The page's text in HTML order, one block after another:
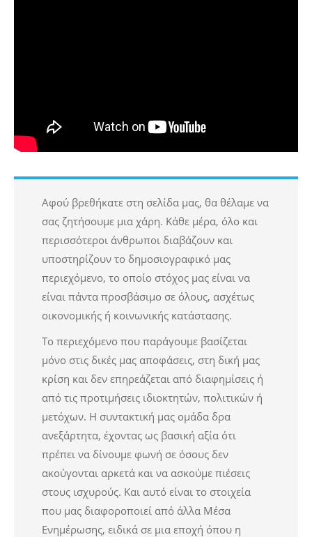
Αφού βρεθήκατε στη σελίδα μας, θα θέλαμε να
σας ζητήσουμε μια χάρη. Κάθε μέρα, όλο και
περισσότεροι άνθρωποι διαβάζουν και
υποστηρίζουν το δημοσιογραφικό μας
περιεχόμενο, το οποίο στόχος μας είναι να
είναι πάντα προσβάσιμο σε όλους, ασχέτως
οικονομικής ή κοινωνικής κατάστασης.
Το περιεχόμενο που παράγουμε βασίζεται
μόνο στις δικές μας αποφάσεις, στη δική μας
κρίση και δεν επηρεάζεται από διαφημίσεις ή
από τις προτιμήσεις ιδιοκτητών, πολιτικών ή
μετόχων. Η συντακτική μας ομάδα δρα
ανεξάρτητα, έχοντας ως βασική αξία ότι
πρέπει να δίνουμε φωνή σε όσους δεν
ακούγονται αρκετά και να ασκούμε πιέσεις
στους ισχυρούς. Και αυτό είναι το στοιχεία
που μας διαφοροποιεί από άλλα Μέσα
Ενημέρωσης, ειδικά σε μια εποχή όπου η